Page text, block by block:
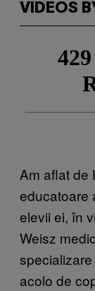
VIDEOS
Am aflat de
educatoare
elevii ei, în
Weisz
acolo de